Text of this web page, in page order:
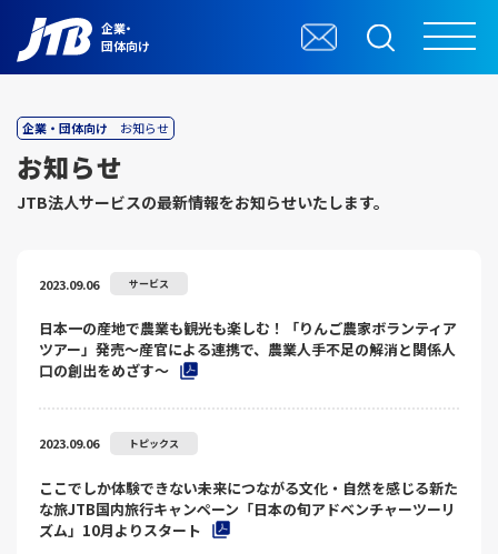
企業・
団体向け
企業・団体向け お知らせ
お知らせ
JTB法⼈サービスの最新情報をお知らせいたします。
2023.09.06 サービス
日本一の産地で農業も観光も楽しむ！「りんご農家ボランティア
ツアー」発売～産官による連携で、農業人手不足の解消と関係人
口の創出をめざす～
2023.09.06 トピックス
ここでしか体験できない未来につながる文化・自然を感じる新た
な旅JTB国内旅行キャンペーン「日本の旬アドベンチャーツーリ
ズム」10月よりスタート